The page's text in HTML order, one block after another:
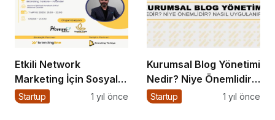
Etkili Network
Marketing İçin Sosyal
Medya Etkinliği İçin
Startup 1 yıl önce
Kurumsal Blog Yönetimi
Nedir? Niye Önemlidir?
Kurumsal Blog Yönetimi
Startup 1 yıl önce